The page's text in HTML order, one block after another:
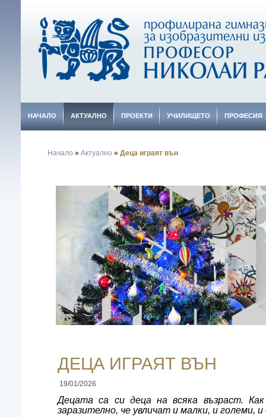
НАЧАЛО АКТУАЛНО ПРОЕКТИ УЧИЛИЩЕТО ПРОФЕСИЯ
Начало » Актуално » Деца играят вън
ДЕЦА ИГРАЯТ ВЪН
19/01/2026
Децата са си деца на всяка възраст.
заразително, че увличат и малки, и